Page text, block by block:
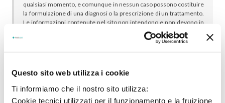
Questo sito web utilizza i cookie
Ti informiamo che il nostro sito utilizza:
Cookie tecnici utilizzati per il funzionamento e la fruizione
qualsiasi momento, e comunque in nessun caso possono costituire
la formulazione di una diagnosi o la prescrizione di un trattamento.
Le informazioni contenute nel sito non intendono e non devono in
alcun modo sostituire il rapporto diretto medico-paziente o la visita
specialistica. Si raccomanda di chiedere sempre il parere del